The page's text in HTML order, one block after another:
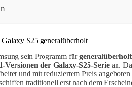
S25 generalüberholt
sein Programm für
Versionen der Galaxy-S25-Serie an.
und mit reduziertem Preis
traditionell erst nach dem